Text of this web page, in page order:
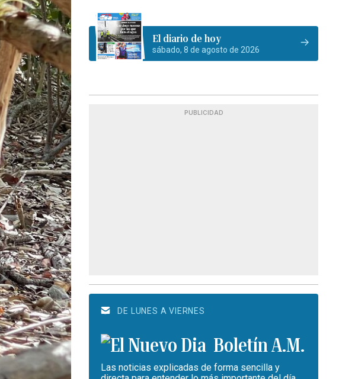
El diario de hoy
sábado, 8 de agosto de 2026
PUBLICIDAD
DE LUNES A VIERNES
Boletín A.M.
Las noticias explicadas de forma sencilla y